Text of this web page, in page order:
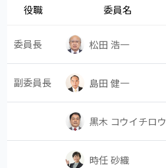
役職 委員名
委員長 松田 浩一
副委員長 島田 健一
黒木 コウイチロウ
時任 砂織